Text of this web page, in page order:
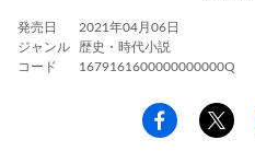
発売日
2021年04月06日
ジャンル
歴史・時代小説
コード
1679161600000000000Q